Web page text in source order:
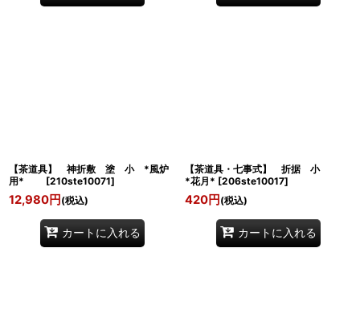
【茶道具】 神折敷 塗 小 *風炉
用*
[210ste10071]
12,980円 (税込)
カートに入れる
【茶道具・七事式】 折据 小
*花月* [206ste10017]
420円 (税込)
カートに入れる